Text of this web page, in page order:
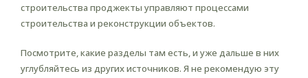
строительства проджекты управляют процессами
строительства и реконструкции объектов.
Посмотрите, какие разделы там есть, и уже дальше в них
углубляйтесь из других источников. Я не рекомендую эту